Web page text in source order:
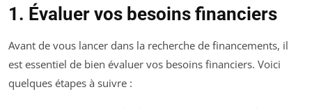
1. Évaluer vos besoins financiers
Avant de vous lancer dans la recherche de financements, il
est essentiel de bien évaluer vos besoins financiers. Voici
quelques étapes à suivre :